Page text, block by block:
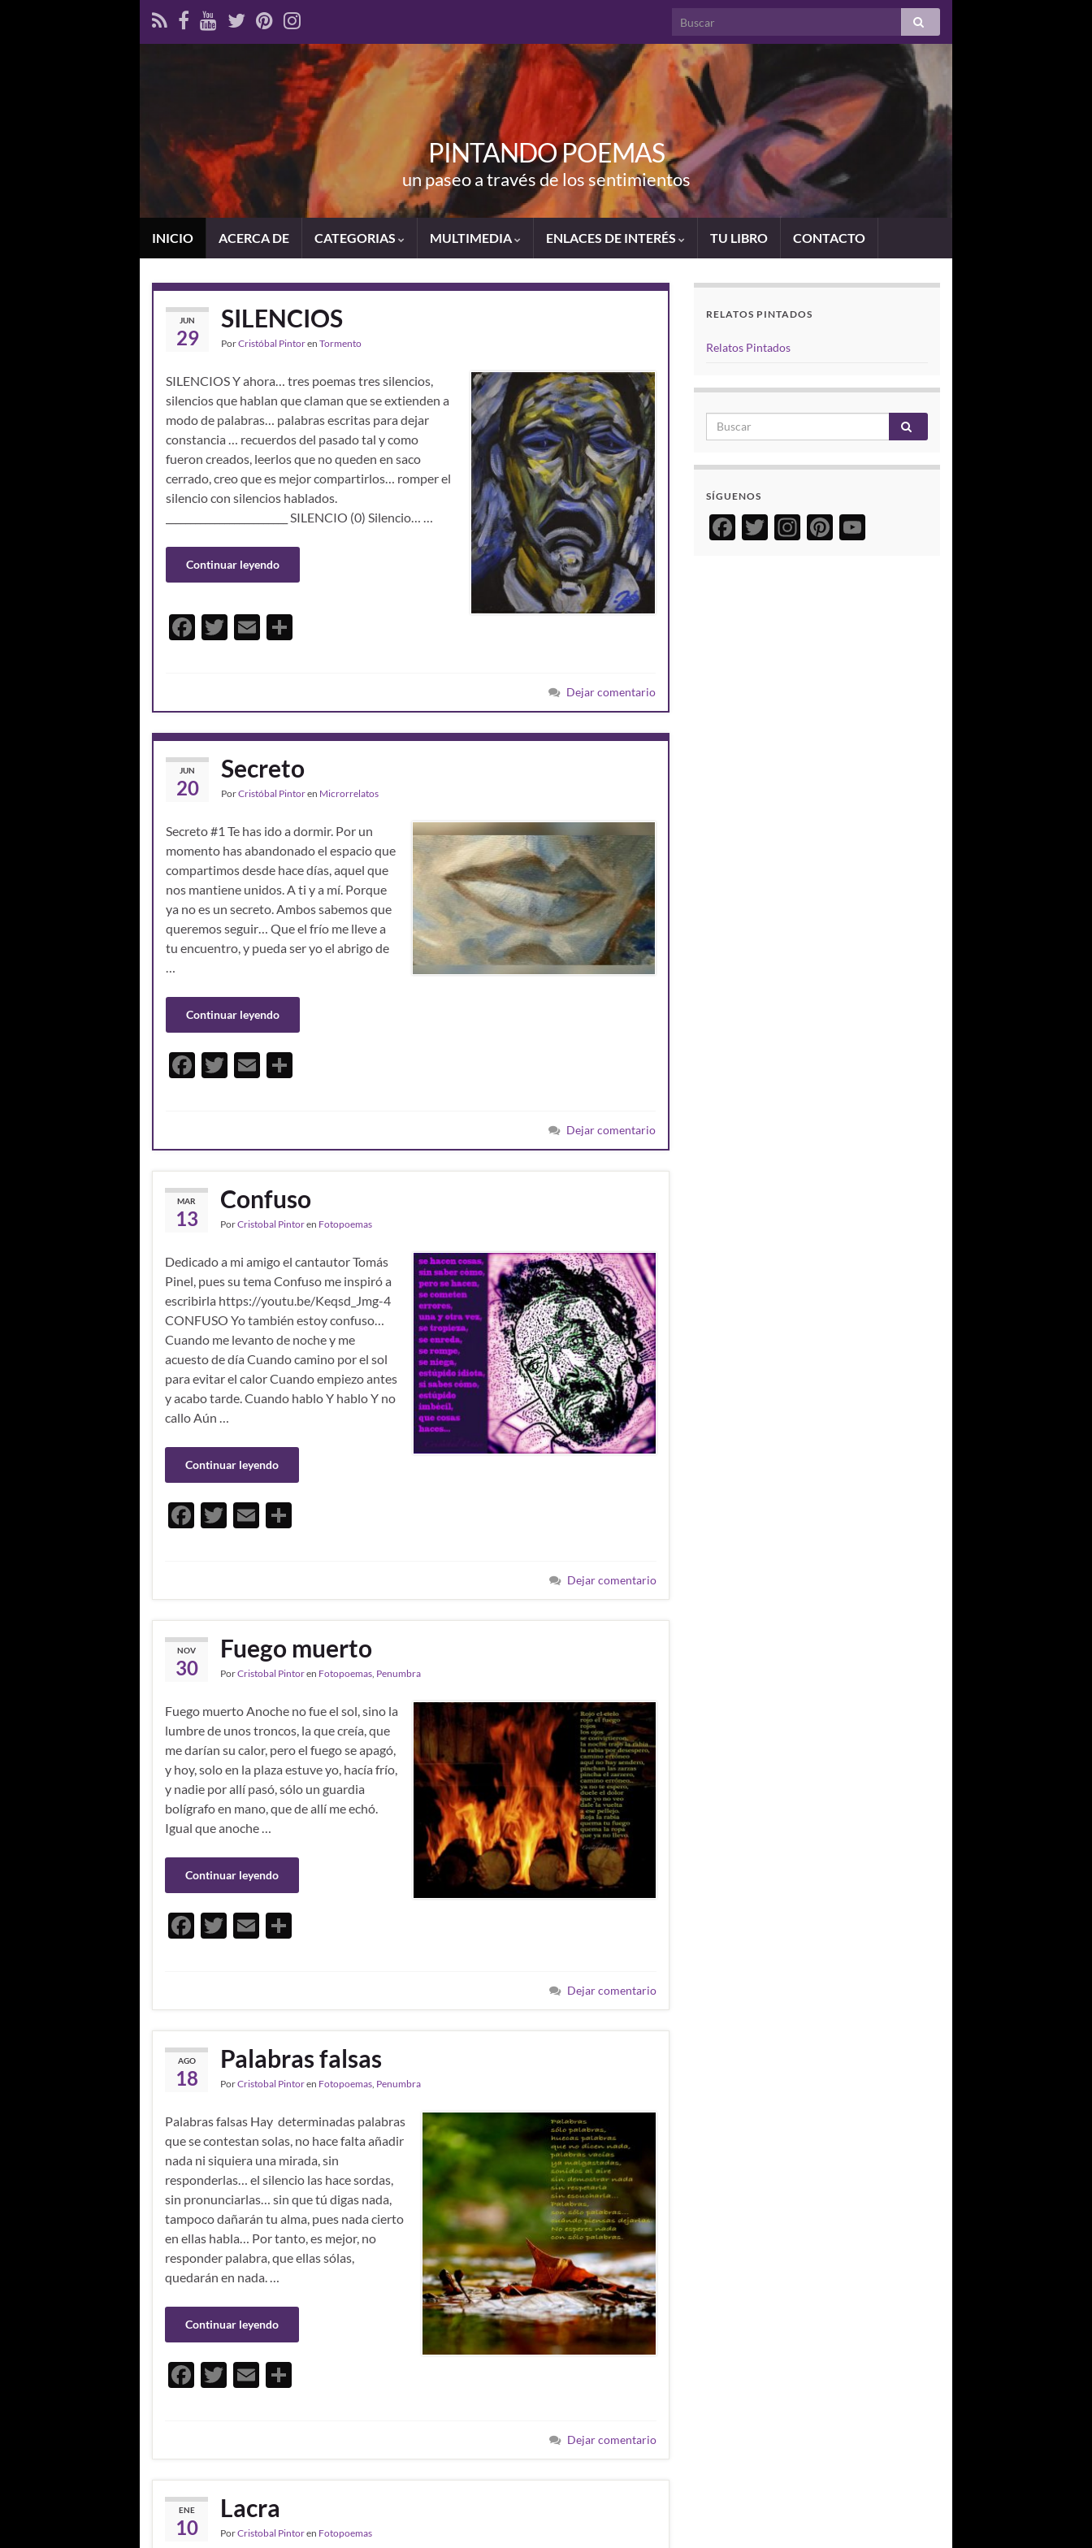
PINTANDO POEMAS
un paseo a través de los sentimientos
INICIO ACERCA DE CATEGORIAS MULTIMEDIA ENLACES DE INTERÉS TU LIBRO CONTACTO
JUN
29
SILENCIOS
PorCristóbal Pintoren Tormento
SILENCIOS Y ahora… tres poemas tres silencios,
silencios que hablan que claman que se extienden a
modo de palabras… palabras escritas para dejar
constancia … recuerdos del pasado tal y como
fueron creados, leerlos que no queden en saco
cerrado, creo que es mejor compartirlos… romper el
silencio con silencios hablados.
_________________________ SILENCIO (0) Silencio… …
Continuar leyendo
F
b
o
o
k
T
er
E
p
ar
ti
r
Dejar comentario
JUN
20
Secreto
PorCristóbal Pintoren Microrrelatos
Secreto #1 Te has ido a dormir. Por un
momento has abandonado el espacio que
compartimos desde hace días, aquel que
nos mantiene unidos. A ti y a mí. Porque
ya no es un secreto. Ambos sabemos que
queremos seguir… Que el frío me lleve a
tu encuentro, y pueda ser yo el abrigo de
…
Continuar leyendo
F
b
o
o
k
T
er
E
p
ar
ti
r
Dejar comentario
MAR
13
Confuso
PorCristobal Pintoren Fotopoemas
Dedicado a mi amigo el cantautor Tomás
Pinel, pues su tema Confuso me inspiró a
escribirla https://youtu.be/Keqsd_Jmg-4
CONFUSO Yo también estoy confuso…
Cuando me levanto de noche y me
acuesto de día Cuando camino por el sol
para evitar el calor Cuando empiezo antes
y acabo tarde. Cuando hablo Y hablo Y no
callo Aún …
Continuar leyendo
F
b
o
o
k
T
er
E
p
ar
ti
r
Dejar comentario
NOV
30
Fuego muerto
PorCristobal Pintoren Fotopoemas, Penumbra
Fuego muerto Anoche no fue el sol, sino la
lumbre de unos troncos, la que creía, que
me darían su calor, pero el fuego se apagó,
y hoy, solo en la plaza estuve yo, hacía frío,
y nadie por allí pasó, sólo un guardia
bolígrafo en mano, que de allí me echó.
Igual que anoche …
Continuar leyendo
F
b
o
o
k
T
er
E
p
ar
ti
r
Dejar comentario
AGO
18
Palabras falsas
PorCristobal Pintoren Fotopoemas, Penumbra
Palabras falsas Hay determinadas palabras
que se contestan solas, no hace falta añadir
nada ni siquiera una mirada, sin
responderlas… el silencio las hace sordas,
sin pronunciarlas… sin que tú digas nada,
tampoco dañarán tu alma, pues nada cierto
en ellas habla… Por tanto, es mejor, no
responder palabra, que ellas sólas,
quedarán en nada. …
Continuar leyendo
F
b
o
o
k
T
er
E
p
ar
r
Dejar comentario
ENE
10
Lacra
PorCristobal Pintoren Fotopoemas
RELATOS PINTADOS
Relatos Pintados
SÍGUENOS
Facebook
Twitter
Instagram
Pinterest
YouTube